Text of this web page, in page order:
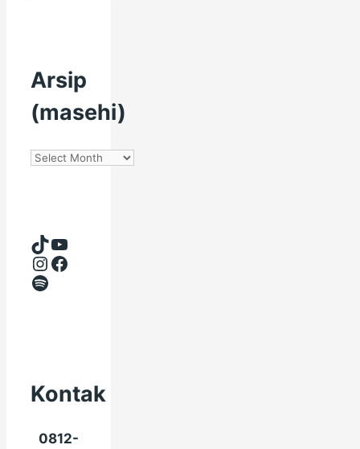
Arsip
(masehi)
Arsip
TikTok
YouTube
Instagram
Facebook
Spotify
Kontak
0812-